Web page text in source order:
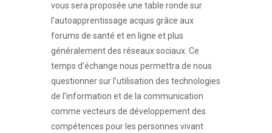
vous sera proposée une table ronde sur
l’autoapprentissage acquis grâce aux
forums de santé et en ligne et plus
généralement des réseaux sociaux. Ce
temps d’échange nous permettra de nous
questionner sur l’utilisation des technologies
de l’information et de la communication
comme vecteurs de développement des
compétences pour les personnes vivant